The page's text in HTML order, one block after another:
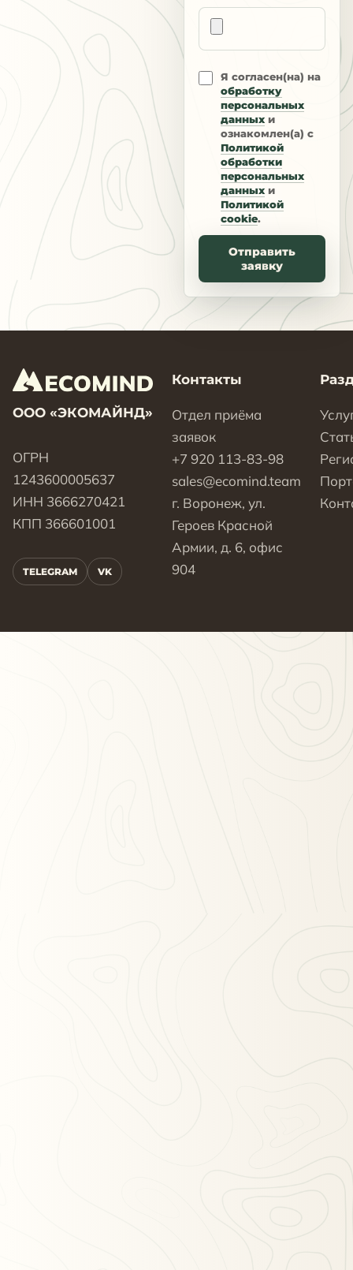
Я согласен(на) на
обработку
персональных
данных и
ознакомлен(а) с
Политикой
обработки
персональных
данных и
Политикой
cookie.
Отправить
заявку
ООО «ЭКОМАЙНД»
ОГРН
1243600005637
ИНН 3666270421
КПП 366601001
TELEGRAM VK
Контакты
Отдел приёма
заявок
+7 920 113-83-98
sales@ecomind.team
г. Воронеж, ул.
Героев Красной
Армии, д. 6, офис
904